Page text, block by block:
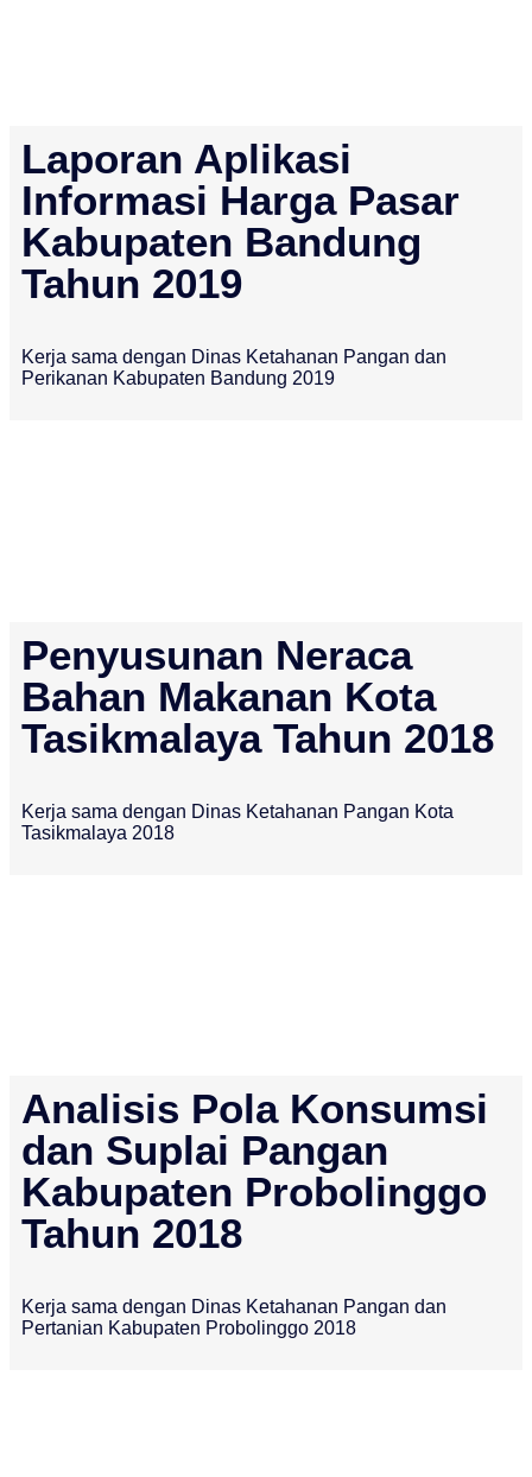
Laporan Aplikasi
Informasi Harga Pasar
Kabupaten Bandung
Tahun 2019
Kerja sama dengan Dinas Ketahanan Pangan dan
Perikanan Kabupaten Bandung 2019
Penyusunan Neraca
Bahan Makanan Kota
Tasikmalaya Tahun 2018
Kerja sama dengan Dinas Ketahanan Pangan Kota
Tasikmalaya 2018
Analisis Pola Konsumsi
dan Suplai Pangan
Kabupaten Probolinggo
Tahun 2018
Kerja sama dengan Dinas Ketahanan Pangan dan
Pertanian Kabupaten Probolinggo 2018